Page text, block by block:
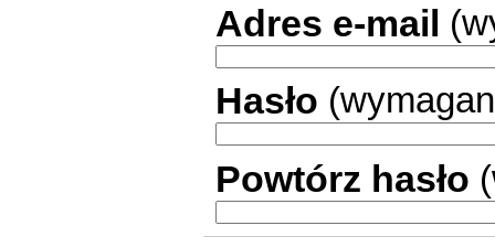
Adres e-mail
Hasło
Powtórz hasło